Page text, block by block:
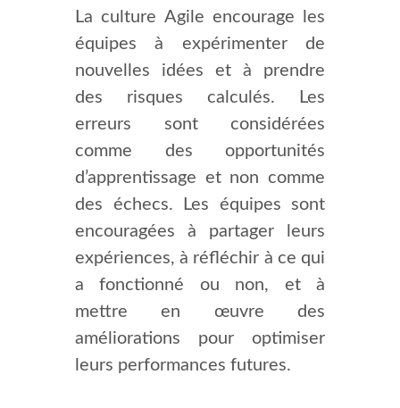
La culture Agile encourage les
équipes à expérimenter de
nouvelles idées et à prendre
des risques calculés. Les
erreurs sont considérées
comme des opportunités
d’apprentissage et non comme
des échecs. Les équipes sont
encouragées à partager leurs
expériences, à réfléchir à ce qui
a fonctionné ou non, et à
mettre en œuvre des
améliorations pour optimiser
leurs performances futures.